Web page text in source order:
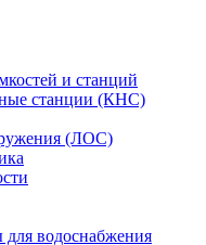
и станций
станции (КНС)
(ЛОС)
водоснабжения